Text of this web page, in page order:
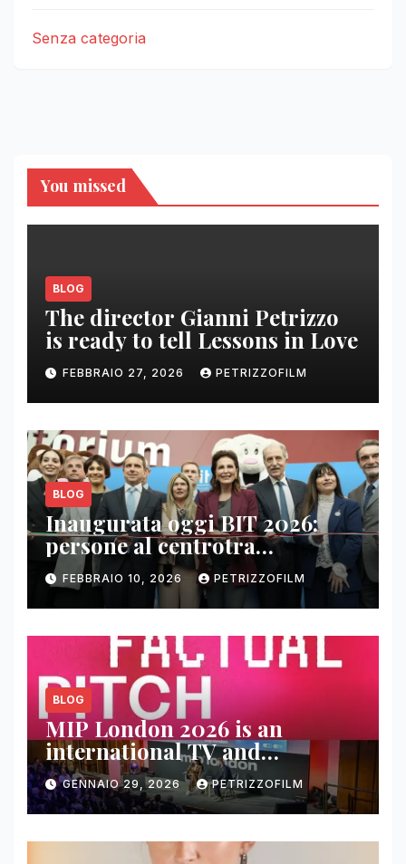
Senza categoria
You missed
BLOG
The director Gianni Petrizzo
is ready to tell Lessons in Love
FEBBRAIO 27, 2026 PETRIZZOFILM
BLOG
Inaugurata oggi BIT 2026:
persone al centrotra
contenuti, relazioni e business
FEBBRAIO 10, 2026 PETRIZZOFILM
BLOG
MIP London 2026 is an
international TV and
streaming content market
GENNAIO 29, 2026 PETRIZZOFILM